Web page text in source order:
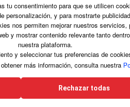
126, Hoja Registral 264927.
3ª planta, Rivas VaciaMadrid 28521 Madrid
al régimen de minimis en los términos
del Tratado de Funcionamiento de la Unión
de la práctica profesional adecuada cofinanciado
hasta una tasa máxima del 40%.
tu consentimiento para que se utilicen
personalización, y para mostrarte
nos permiten mejorar nuestros servicios,
y mostrar contenido relevante tanto
nuestra plataforma.
y seleccionar tus preferencias de
más información, consulta nuestra
Rechazar todas